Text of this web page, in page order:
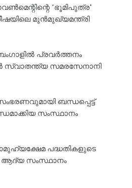
“ഭൂമിപുത്ര"
മുൻമുഖ്യമന്ത്രി
പ്രവർത്തനം
സ്വാതന്ത്യ സമരസേനാനി
ബന്ധപ്പെട്ട്‌
സംസ്ഥാനം
പദ്ധതികളുടെ
ആദ്യ സംസ്ഥാനം